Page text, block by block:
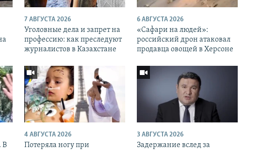
7 АВГУСТА 2026
Уголовные дела и запрет на
профессию: как преследуют
журналистов в Казахстане
6 АВГУСТА 2026
«Cафари на людей»:
российский дрон атаковал
продавца овощей в Херсоне
В
4 АВГУСТА 2026
Потеряла ногу при
3 АВГУСТА 2026
Задержание вслед за